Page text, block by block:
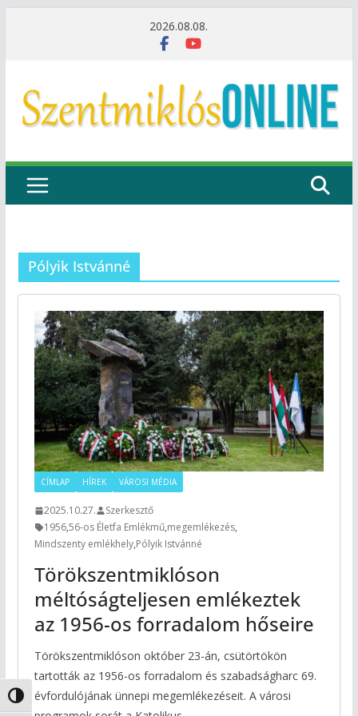
Nagy kontraszt váltása
2026.08.08.
Pólyik Istvánné
CÍMLAP HÍREK VÁROSI MÉDIA
2025.10.27.
Szerkesztő
1956,56-os Életfa Emlékmű,megemlékezés,
Mindszenty emlékhely,Pólyik Istvánné
Törökszentmiklóson
méltóságteljesen emlékeztek
az 1956-os forradalom hőseire
Törökszentmiklóson október 23-án, csütörtökön
tartották az 1956-os forradalom és szabadságharc 69.
évfordulójának ünnepi megemlékezéseit. A városi